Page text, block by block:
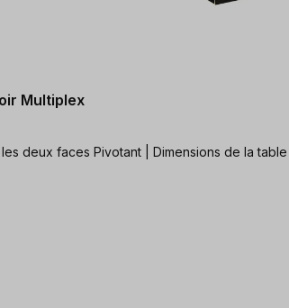
Multiplex
Plateau de travail : bouleau multiplex revêtu de HPL sur